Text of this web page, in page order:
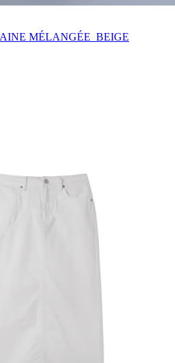
MÉLANGÉE_BEIGE